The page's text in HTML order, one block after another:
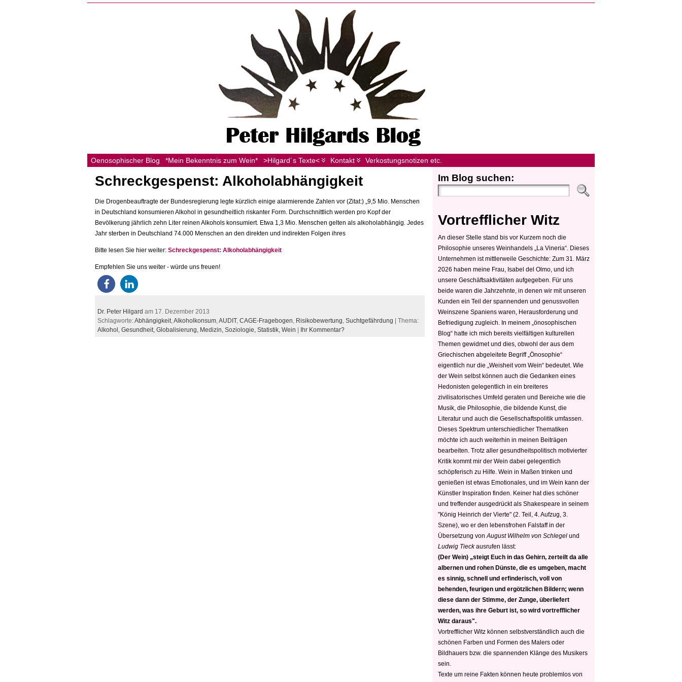
Oenosophischer Blog *Mein Bekenntnis zum Wein* >Hilgard´s Texte< Kontakt Verkostungsnotizen etc.
Schreckgespenst: Alkoholabhängigkeit
Die Drogenbeauftragte der Bundesregierung legte kürzlich einige alarmierende Zahlen vor (Zitat:) „9,5 Mio. Menschen
in Deutschland konsumieren Alkohol in gesundheitlich riskanter Form. Durchschnittlich werden pro Kopf der
Bevölkerung jährlich zehn Liter reinen Alkohols konsumiert. Etwa 1,3 Mio. Menschen gelten als alkoholabhängig. Jedes
Jahr sterben in Deutschland 74.000 Menschen an den direkten und indirekten Folgen ihres
Bitte lesen Sie hier weiter: Schreckgespenst: Alkoholabhängigkeit
Empfehlen Sie uns weiter - würde uns freuen!
Dr. Peter Hilgard am 17. Dezember 2013
Schlagworte:Abhängigkeit,Alkoholkonsum,AUDIT, CAGE-Fragebogen, Risikobewertung, Suchtgefährdung | Thema:
Alkohol, Gesundheit, Globalisierung, Medizin, Soziologie, Statistik, Wein Ihr Kommentar?
Im Blog suchen:
Vortrefflicher Witz
An dieser Stelle stand bis vor Kurzem noch die
Philosophie unseres Weinhandels „La Vineria“. Dieses
Unternehmen ist mittlerweile Geschichte: Zum 31. März
2026 haben meine Frau, Isabel del Olmo, und ich
unsere Geschäftsaktivitäten aufgegeben. Für uns
beide waren die Jahrzehnte, in denen wir mit unseren
Kunden ein Teil der spannenden und genussvollen
Weinszene Spaniens waren, Herausforderung und
Befriedigung zugleich. In meinem „önosophischen
Blog“ hatte ich mich bereits vielfältigen kulturellen
Themen gewidmet und dies, obwohl der aus dem
Griechischen abgeleitete Begriff „Önosophie“
eigentlich nur die „Weisheit vom Wein“ bedeutet. Wie
der Wein selbst können auch die Gedanken eines
Hedonisten gelegentlich in ein breiteres
zivilisatorisches Umfeld geraten und Bereiche wie die
Musik, die Philosophie, die bildende Kunst, die
Literatur und auch die Gesellschaftspolitik umfassen.
Dieses Spektrum unterschiedlicher Thematiken
möchte ich auch weiterhin in meinen Beiträgen
bearbeiten. Trotz aller gesundheitspolitisch motivierter
Kritik kommt mir der Wein dabei gelegentlich
schöpferisch zu Hilfe. Wein in Maßen trinken und
genießen ist etwas Emotionales, und im Wein kann der
Künstler Inspiration finden. Keiner hat dies schöner
und treffender ausgedrückt als Shakespeare in seinem
"König Heinrich der Vierte" (2. Teil, 4. Aufzug, 3.
Szene), wo er den lebensfrohen Falstaff in der
Übersetzung von August Wilhelm von Schlegel und
Ludwig Tieckausrufen lässt:
(Der Wein) „steigt Euch in das Gehirn, zerteilt da alle
albernen und rohen Dünste, die es umgeben, macht
es sinnig, schnell und erfinderisch, voll von
behenden, feurigen und ergötzlichen Bildern; wenn
diese dann der Stimme, der Zunge, überliefert
werden, was ihre Geburt ist, so wird vortrefflicher
Witz daraus".
Vortrefflicher Witz können selbstverständlich auch die
schönen Farben und Formen des Malers oder
Bildhauers bzw. die spannenden Klänge des Musikers
sein.
Texte um reine Fakten können heute problemlos von